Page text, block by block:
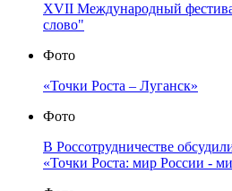
XVII Международный
слово"
Фото
«Точки Роста – Луганск»
Фото
В Россотрудничестве
«Точки Роста: мир России -